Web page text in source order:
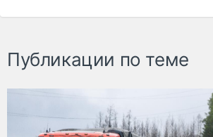
Публикации по теме